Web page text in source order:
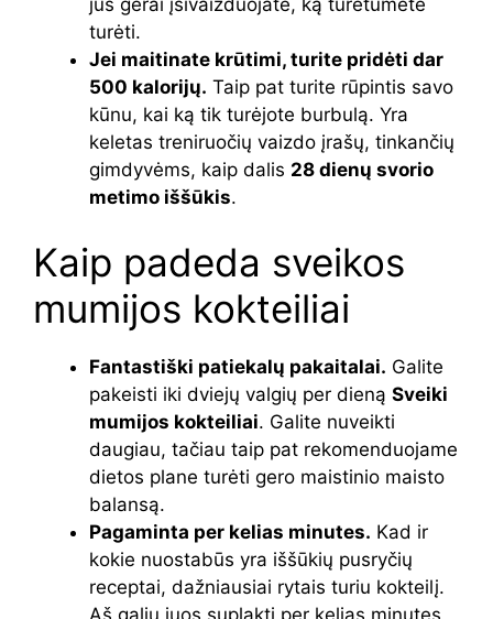
turėti.
Jei maitinate krūtimi, turite pridėti dar
500 kalorijų. Taip pat turite rūpintis savo
kūnu, kai ką tik turėjote burbulą. Yra
keletas treniruočių vaizdo įrašų, tinkančių
gimdyvėms, kaip dalis 28 dienų svorio
metimo iššūkis.
Kaip padeda sveikos
mumijos kokteiliai
Fantastiški patiekalų pakaitalai. Galite
pakeisti iki dviejų valgių per dieną Sveiki
mumijos kokteiliai. Galite nuveikti
daugiau, tačiau taip pat rekomenduojame
dietos plane turėti gero maistinio maisto
balansą.
Pagaminta per kelias minutes. Kad ir
kokie nuostabūs yra iššūkių pusryčių
receptai, dažniausiai rytais turiu kokteilį.